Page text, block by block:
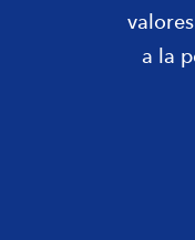
a la